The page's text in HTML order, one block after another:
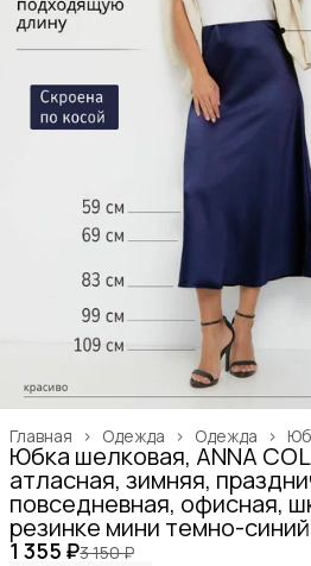
Одежда ›
Одежда ›
Главная ›
Юбка шелковая, ANNA
атласная, зимняя,
повседневная, офисная,
резинке мини темно-синий
1 355 ₽3 150 ₽